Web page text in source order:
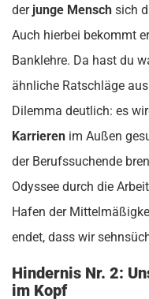
der junge Mensch sich
Auch hierbei bekommt
Banklehre. Da hast du
ähnliche Ratschläge
Dilemma deutlich: es
Karrieren im Außen
der Berufssuchende
Odyssee durch die
Hafen der
endet, dass wir
Hindernis Nr. 2:
im Kopf